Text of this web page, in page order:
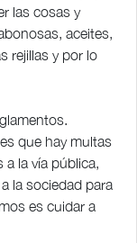
las cosas y
aceites,
rejillas y por lo
que hay multas
la vía pública,
la sociedad para
es cuidar a